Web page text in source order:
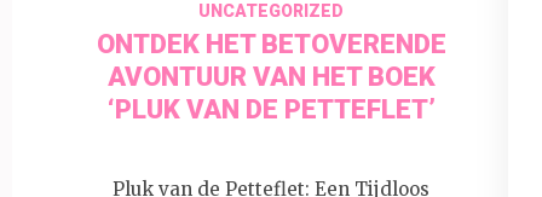
UNCATEGORIZED
ONTDEK HET BETOVERENDE
AVONTUUR VAN HET BOEK
‘PLUK VAN DE PETTEFLET’
Pluk van de Petteflet: Een Tijdloos